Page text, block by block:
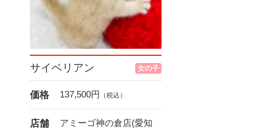
サイベリアン 女の子
価格 137,500円 （税込）
店舗
アミーゴ神の倉店(愛知